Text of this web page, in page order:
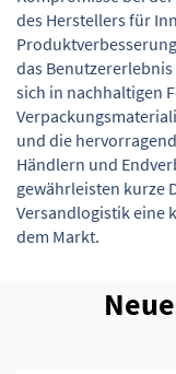
des Herstellers für
das
sich in nachhaltigen
und die
Händlern und
gewährleisten kurze
Versandlogistik eine
dem Markt.